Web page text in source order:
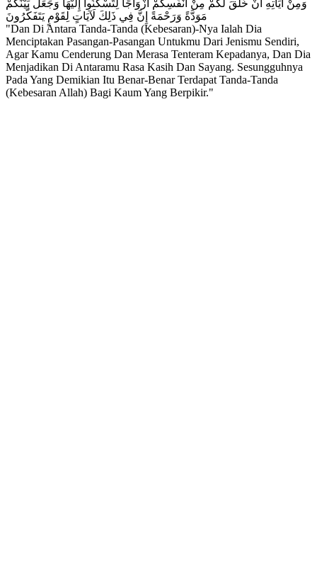
وَمِنْ آيَاتِهِ أَنْ خَلَقَ لَكُمْ مِنْ أَنْفُسِكُمْ أَزْوَاجًا لِتَسْكُنُوا إِلَيْهَا وَجَعَلَ بَيْنَكُمْ
مَوَدَّةً وَرَحْمَةً إِنَّ فِي ذَلِكَ لَآيَاتٍ لِقَوْمٍ يَتَفَكَّرُونَ
"Dan Di Antara Tanda-Tanda (Kebesaran)-Nya Ialah Dia
Menciptakan Pasangan-Pasangan Untukmu Dari Jenismu Sendiri,
Agar Kamu Cenderung Dan Merasa Tenteram Kepadanya, Dan Dia
Menjadikan Di Antaramu Rasa Kasih Dan Sayang. Sesungguhnya
Pada Yang Demikian Itu Benar-Benar Terdapat Tanda-Tanda
(Kebesaran Allah) Bagi Kaum Yang Berpikir."